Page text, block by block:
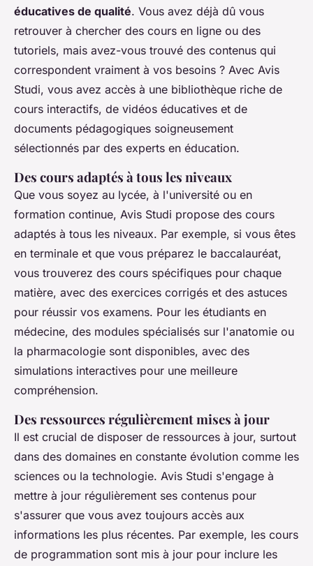
éducatives de qualité. Vous avez déjà dû vous
retrouver à chercher des cours en ligne ou des
tutoriels, mais avez-vous trouvé des contenus qui
correspondent vraiment à vos besoins ? Avec Avis
Studi, vous avez accès à une bibliothèque riche de
cours interactifs, de vidéos éducatives et de
documents pédagogiques soigneusement
sélectionnés par des experts en éducation.
Des cours adaptés à tous les niveaux
Que vous soyez au lycée, à l'université ou en
formation continue, Avis Studi propose des cours
adaptés à tous les niveaux. Par exemple, si vous êtes
en terminale et que vous préparez le baccalauréat,
vous trouverez des cours spécifiques pour chaque
matière, avec des exercices corrigés et des astuces
pour réussir vos examens. Pour les étudiants en
médecine, des modules spécialisés sur l'anatomie ou
la pharmacologie sont disponibles, avec des
simulations interactives pour une meilleure
compréhension.
Des ressources régulièrement mises à jour
Il est crucial de disposer de ressources à jour, surtout
dans des domaines en constante évolution comme les
sciences ou la technologie. Avis Studi s'engage à
mettre à jour régulièrement ses contenus pour
s'assurer que vous avez toujours accès aux
informations les plus récentes. Par exemple, les cours
de programmation sont mis à jour pour inclure les